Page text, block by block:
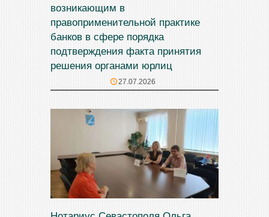
возникающим в
правоприменительной практике
банков в сфере порядка
подтверждения факта принятия
решения органами юрлиц
27.07.2026